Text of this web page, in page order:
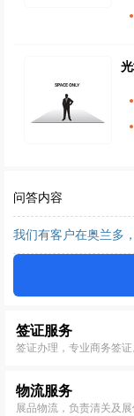
问答内容
我们有客户在奥兰多
个展会专不专业？在
签证服务
签证办理，专业商务签证
物流服务
展品物流，负责清关及展